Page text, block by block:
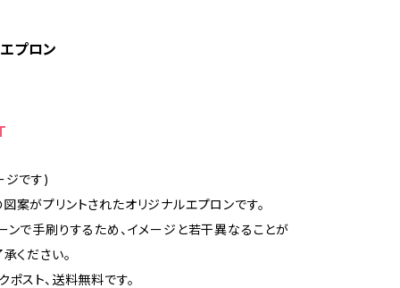
プロン
ジです)
案がプリントされたオリジナルエプロンです。
ンで手刷りするため、イメージと若干異なることが
ください。
ポスト、送料無料です。